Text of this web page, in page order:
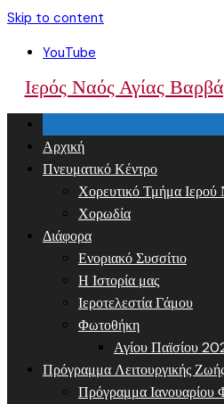
Skip to content
YouTube
Ιερός Ναός Αγίας
Αρχική
Πνευματικό Κέντρο
Χορευτικό Τμήμα
Χορωδία
Διάφορα
Ενοριακό Συσσίτιο
Η Ιστορία μας
Ιεροτελεστία Γάμου
Φωτοθήκη
Αγίου Παϊσίου
Πρόγραμμα Λειτουργικής
Πρόγραμμα Ιανουαρίου